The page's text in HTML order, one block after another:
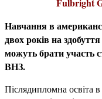
Навчання в
двох років на
можуть брати участь
ВНЗ.
Післядипломна освіта